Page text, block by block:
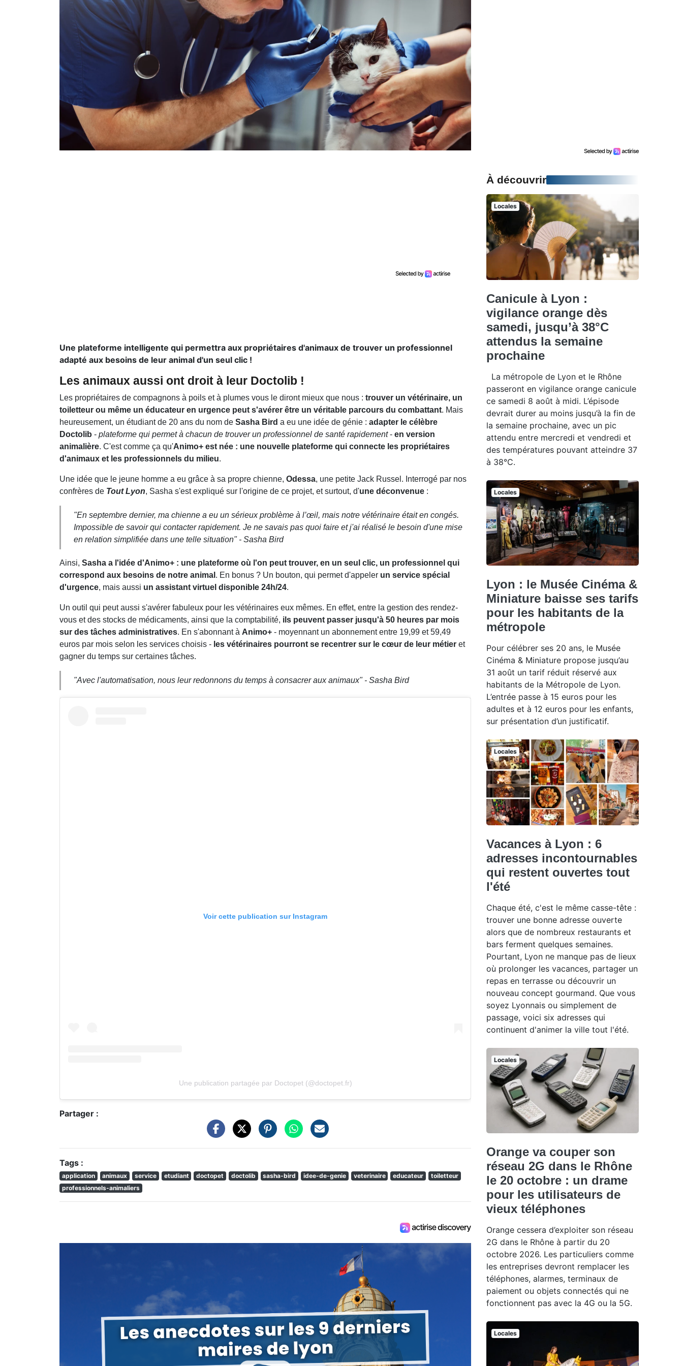
Une plateforme intelligente qui permettra aux propriétaires d'animaux de trouver un professionnel
adapté aux besoins de leur animal d'un seul clic !
Les animaux aussi ont droit à leur Doctolib !
Les propriétaires de compagnons à poils et à plumes vous le diront mieux que nous : trouver un vétérinaire, un
toiletteur ou même un éducateur en urgence peut s'avérer être un véritable parcours du combattant. Mais
heureusement, un étudiant de 20 ans du nom de Sasha Bird a eu une idée de génie : adapter le célèbre
Doctolib - plateforme qui permet à chacun de trouver un professionnel de santé rapidement- en version
animalière. C'est comme ça qu'Animo+ est née : une nouvelle plateforme qui connecte les propriétaires
d'animaux et les professionnels du milieu.
Une idée que le jeune homme a eu grâce à sa propre chienne, Odessa, une petite Jack Russel. Interrogé par nos
confrères de Tout Lyon, Sasha s'est expliqué sur l'origine de ce projet, et surtout, d'une déconvenue :
"En septembre dernier, ma chienne a eu un sérieux problème à l’œil, mais notre vétérinaire était en congés.
Impossible de savoir qui contacter rapidement. Je ne savais pas quoi faire et j'ai réalisé le besoin d'une mise
en relation simplifiée dans une telle situation" - Sasha Bird
Ainsi, Sasha a l'idée d'Animo+ : une plateforme où l'on peut trouver, en un seul clic, un professionnel qui
correspond aux besoins de notre animal . En bonus ? Un bouton, qui permet d'appeler un service spécial
d'urgence, mais aussi un assistant virtuel disponible 24h/24.
Un outil qui peut aussi s'avérer fabuleux pour les vétérinaires eux mêmes. En effet, entre la gestion des rendez-
vous et des stocks de médicaments, ainsi que la comptabilité, ils peuvent passer jusqu'à 50 heures par mois
sur des tâches administratives. En s'abonnant à Animo+ - moyennant un abonnement entre 19,99 et 59,49
euros par mois selon les services choisis - les vétérinaires pourront se recentrer sur le cœur de leur métier et
gagner du temps sur certaines tâches.
"Avec l'automatisation, nous leur redonnons du temps à consacrer aux animaux" - Sasha Bird
Voir cette publication sur Instagram
Une publication partagée par Doctopet (@doctopet.fr)
Partager :
Tags :
application animaux service etudiant doctopet doctolib sasha-bird idee-de-genie veterinaire educateur
toiletteur
professionnels-animaliers
À découvrir
Locales
Canicule à Lyon :
vigilance orange dès
samedi, jusqu’à 38°C
attendus la semaine
prochaine
La métropole de Lyon et le Rhône
passeront en vigilance orange canicule
ce samedi 8 août à midi. L’épisode
devrait durer au moins jusqu’à la fin de
la semaine prochaine, avec un pic
attendu entre mercredi et vendredi et
des températures pouvant atteindre 37
à 38°C.
Locales
Lyon : le Musée Cinéma &
Miniature baisse ses tarifs
pour les habitants de la
métropole
Pour célébrer ses 20 ans, le Musée
Cinéma & Miniature propose jusqu’au
31 août un tarif réduit réservé aux
habitants de la Métropole de Lyon.
L’entrée passe à 15 euros pour les
adultes et à 12 euros pour les enfants,
sur présentation d’un justificatif.
Locales
Vacances à Lyon : 6
adresses incontournables
qui restent ouvertes tout
l'été
Chaque été, c'est le même casse-tête :
trouver une bonne adresse ouverte
alors que de nombreux restaurants et
bars ferment quelques semaines.
Pourtant, Lyon ne manque pas de lieux
où prolonger les vacances, partager un
repas en terrasse ou découvrir un
nouveau concept gourmand. Que vous
soyez Lyonnais ou simplement de
passage, voici six adresses qui
continuent d'animer la ville tout l'été.
Locales
Orange va couper son
réseau 2G dans le Rhône
le 20 octobre : un drame
pour les utilisateurs de
vieux téléphones
Orange cessera d’exploiter son réseau
2G dans le Rhône à partir du 20
octobre 2026. Les particuliers comme
les entreprises devront remplacer les
téléphones, alarmes, terminaux de
paiement ou objets connectés qui ne
fonctionnent pas avec la 4G ou la 5G.
Locales